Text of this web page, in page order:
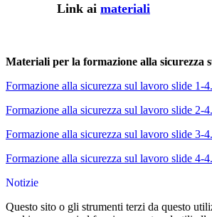
Link ai materiali
Materiali per la formazione alla sicurezza
Formazione alla sicurezza sul lavoro slide 1-
Formazione alla sicurezza sul lavoro slide 2-
Formazione alla sicurezza sul lavoro slide 3-
Formazione alla sicurezza sul lavoro slide 4-
Notizie
Questo sito o gli strumenti terzi da questo